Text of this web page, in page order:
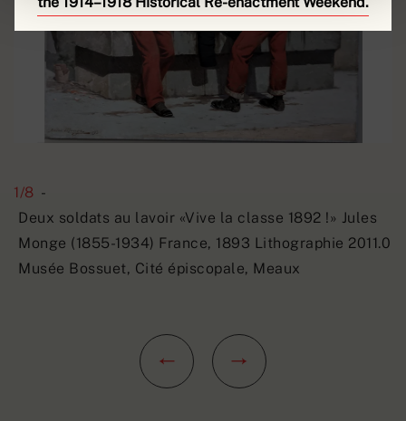
1/8 -
Deux soldats au lavoir «Vive la classe 1892 !» Jules
Monge (1855-1934) France, 1893 Lithographie 2011.0
Musée Bossuet, Cité épiscopale, Meaux